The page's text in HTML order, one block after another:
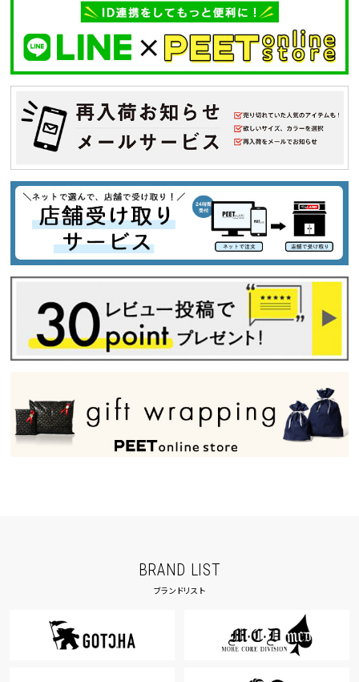
tune 絞り込んで検索する
BRAND LIST
ブランドリスト